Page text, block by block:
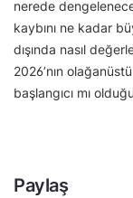
nerede
kaybını ne kadar
dışında nasıl
2026’nın
başlangıcı mı
Paylaş